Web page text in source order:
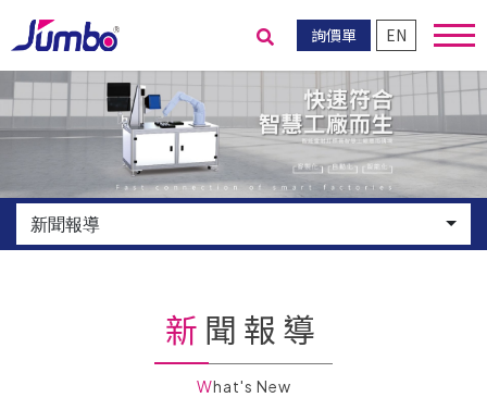
詢價單 EN
送出搜尋
新聞報導
新聞報導
What's New